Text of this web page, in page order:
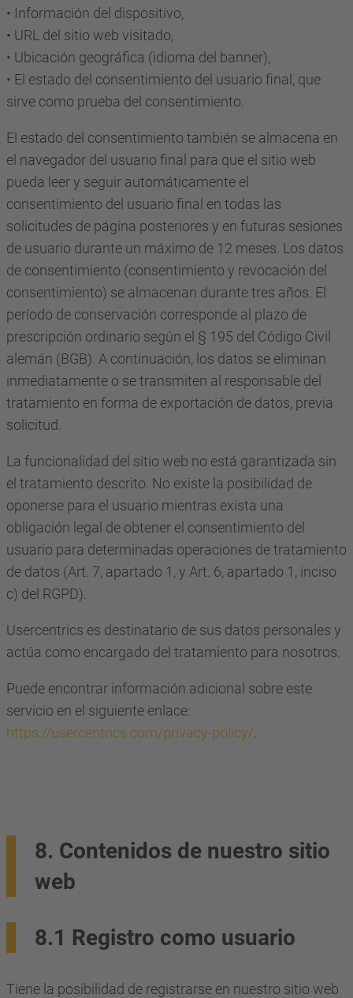
• Información del dispositivo,
• URL del sitio web visitado,
• Ubicación geográfica (idioma del banner),
• El estado del consentimiento del usuario final, que
sirve como prueba del consentimiento.
El estado del consentimiento también se almacena en
el navegador del usuario final para que el sitio web
pueda leer y seguir automáticamente el
consentimiento del usuario final en todas las
solicitudes de página posteriores y en futuras sesiones
de usuario durante un máximo de 12 meses. Los datos
de consentimiento (consentimiento y revocación del
consentimiento) se almacenan durante tres años. El
período de conservación corresponde al plazo de
prescripción ordinario según el § 195 del Código Civil
alemán (BGB). A continuación, los datos se eliminan
inmediatamente o se transmiten al responsable del
tratamiento en forma de exportación de datos, previa
solicitud.
La funcionalidad del sitio web no está garantizada sin
el tratamiento descrito. No existe la posibilidad de
oponerse para el usuario mientras exista una
obligación legal de obtener el consentimiento del
usuario para determinadas operaciones de tratamiento
de datos (Art. 7, apartado 1, y Art. 6, apartado 1, inciso
c) del RGPD).
Usercentrics es destinatario de sus datos personales y
actúa como encargado del tratamiento para nosotros.
Puede encontrar información adicional sobre este
servicio en el siguiente enlace:
https://usercentrics.com/privacy-policy/
8. Contenidos de nuestro sitio
web
8.1 Registro como usuario
Tiene la posibilidad de registrarse en nuestro sitio web